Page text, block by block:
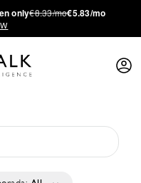
only€8.33/mo€5.83/mo